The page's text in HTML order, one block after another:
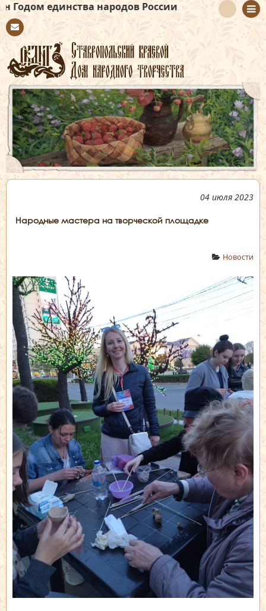
народов России
tact
04 июля 2023
Народные мастера на творческой площадке
Новости